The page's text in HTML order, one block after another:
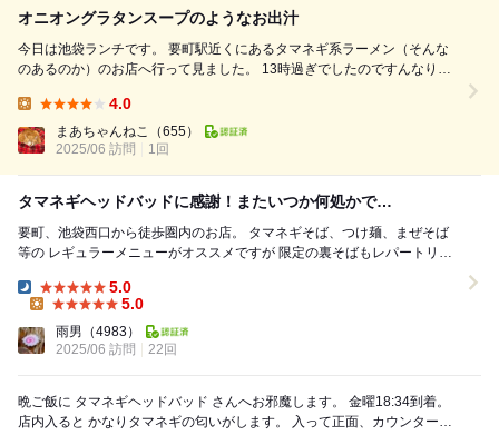
オニオングラタンスープのようなお出汁
今日は池袋ランチです。 要町駅近くにあるタマネギ系ラーメン（そんな
のあるのか）のお店へ行って見ました。 13時過ぎでしたのですんなり入
上に半熟の温玉、トマトピューレがのった薄切りのバゲット、紫玉ねぎの
みじん切り、そ...
4.0
まあちゃんねこ
（655）
2025/06 訪問
1回
タマネギヘッドバッドに感謝！またいつか何処かで…
要町、池袋西口から徒歩圏内のお店。 タマネギそば、つけ麺、まぜそば
等の レギュラーメニューがオススメですが 限定の裏そばもレパートリー
Dinner:
5.0
5.0
雨男 （4983）
2025/06 訪問
22回
晩ご飯に タマネギヘッドバッド さんへお邪魔します。 金曜18:34到着。
店内入ると かなりタマネギの匂いがします。 入って正面、カウンターの